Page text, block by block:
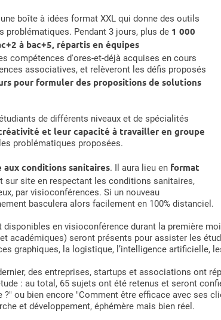
boîte à idées format XXL qui donne des outils
problématiques. Pendant 3 jours, plus de 1 000
à bac+5, répartis en équipes
compétences d'ores-et-déjà acquises en cours
associatives, et relèveront les défis proposés
pour formuler des propositions de solutions
de différents niveaux et de spécialités
et leur capacité à travailler en groupe
problématiques proposées.
aux conditions sanitaires. Il aura lieu en format
sur site en respectant les conditions sanitaires,
par visioconférences. Si un nouveau
basculera alors facilement en 100% distanciel.
en visioconférence durant la première
académiques) seront présents pour assister les
graphiques, la logistique, l’intelligence artificielle,
des entreprises, startups et associations ont
: au total, 65 sujets ont été retenus et seront
?" ou bien encore "Comment être efficace avec ses
et développement, éphémère mais bien réel.